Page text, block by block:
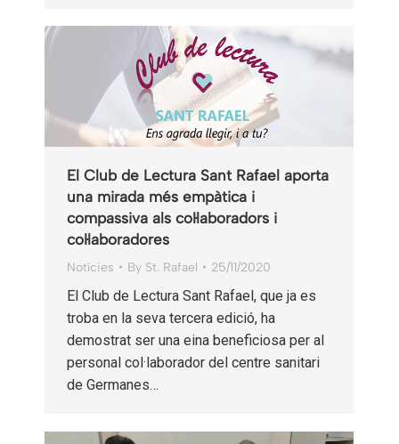
El Club de Lectura Sant Rafael aporta
una mirada més empàtica i
compassiva als col·laboradors i
col·laboradores
Notícies By St. Rafael 25/11/2020
El Club de Lectura Sant Rafael, que ja es
troba en la seva tercera edició, ha
demostrat ser una eina beneficiosa per al
personal col·laborador del centre sanitari
de Germanes…